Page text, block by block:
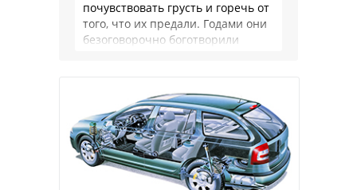
почувствовать грусть и горечь от
того, что их предали. Годами они
безоговорочно боготворили